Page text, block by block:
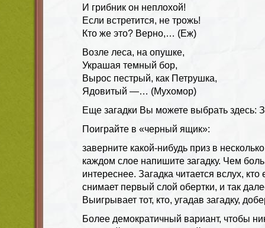
И грибник он неплохой!
Если встретится, не трожь!
Кто же это? Верно,… (Еж)
Возле леса, на опушке,
Украшая темный бор,
Вырос пестрый, как Петрушка,
Ядовитый —… (Мухомор)
Еще загадки Вы можете выбрать здесь:
Поиграйте в «черный ящик»:
заверните какой-нибудь приз в
каждом слое напишите загадку. Чем
интереснее. Загадка читается вслух,
снимает первый слой обертки, и так
Выигрывает тот, кто, угадав загадку,
Более демократичный вариант, чтобы